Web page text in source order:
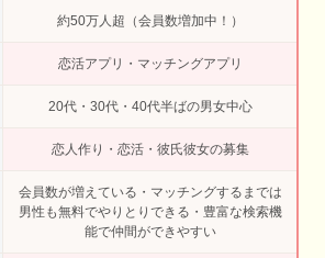
約50万人超（会員数増加中！）
恋活アプリ・マッチングアプリ
20代・30代・40代半ばの男女中心
恋人作り・恋活・彼氏彼女の募集
会員数が増えている・マッチングするまでは
男性も無料でやりとりできる・豊富な検索機
能で仲間ができやすい